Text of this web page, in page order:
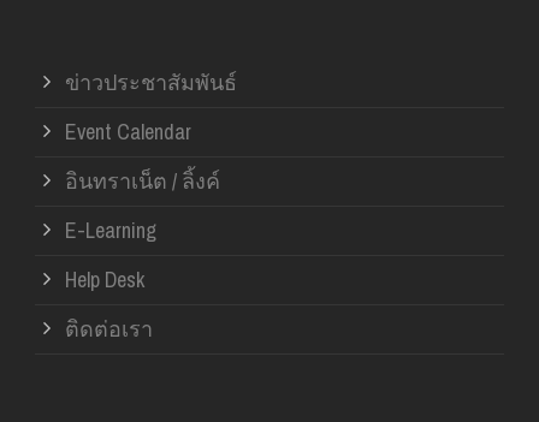
ข่าวประชาสัมพันธ์
Event Calendar
อินทราเน็ต / ลิ้งค์
E-Learning
Help Desk
ติดต่อเรา